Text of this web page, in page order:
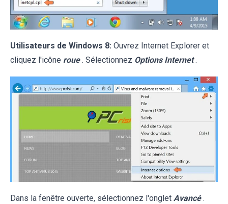
Utilisateurs de Windows 8: Ouvrez Internet Explorer et
cliquez l'icône roue . Sélectionnez Options Internet .
Dans la fenêtre ouverte, sélectionnez l'onglet Avancé .